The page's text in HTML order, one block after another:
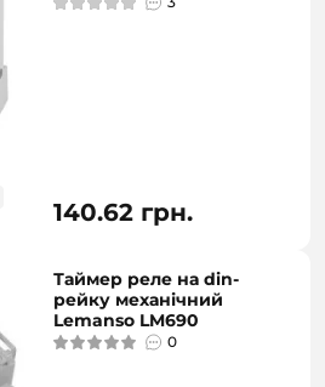
140.62 грн.
Таймер реле на din-
рейку механічний
Lemanso LM690
0